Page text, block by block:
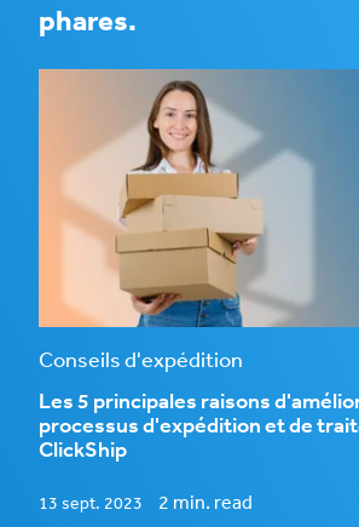
phares.
Conseils d'expédition
Les 5 principales raisons
processus d'expédition et de
ClickShip
13 sept. 2023
2 min. read